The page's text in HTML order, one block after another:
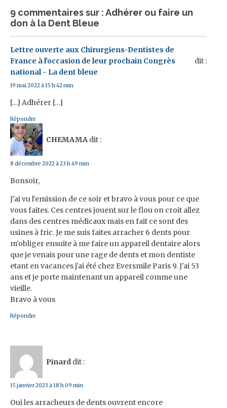
9 commentaires sur : Adhérer ou faire un
don à la Dent Bleue
Lettre ouverte aux Chirurgiens-Dentistes de
France à l'occasion de leur prochain Congrès
national - La dent bleue
dit :
19 mai 2022 à 15 h 42 min
[…] Adhérer […]
Répondre
CHEMAMA dit :
8 décembre 2022 à 23 h 49 min
Bonsoir,
J'ai vu l'emission de ce soir et bravo à vous pour ce que
vous faites. Ces centres jouent sur le flou on croit allez
dans des centres médicaux mais en fait ce sont des
usines à fric. Je me suis faites arracher 6 dents pour
m'obliger ensuite à me faire un appareil dentaire alors
que je venais pour une rage de dents et mon dentiste
etant en vacances j'ai été chez Eversmile Paris 9. J'ai 53
ans et je porte maintenant un appareil comme une
vieille.
Bravo à vous
Répondre
Pinard dit :
15 janvier 2023 à 18 h 09 min
Oui les arracheurs de dents ouvrent encore